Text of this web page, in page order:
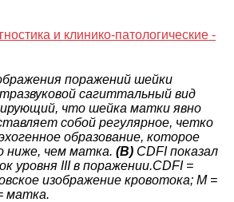
поражений шейки
сагиттальный вид
что шейка матки явно
собой регулярное, четко
образование, которое
ниже, чем матка. (B) CDFI показал
уровня III в поражении.CDFI =
изображение кровотока; M =
матка.